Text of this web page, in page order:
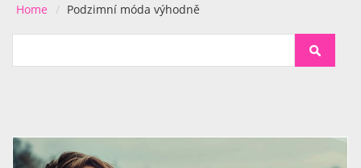
Home Podzimní móda výhodně